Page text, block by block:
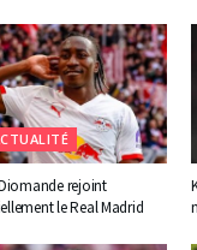
rejoint
le Real Madrid